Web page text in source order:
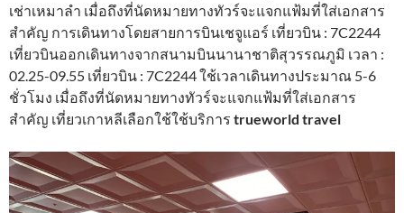
เช่าเหมาลำ เมื่อถึงที่นัดหมายทางทัวร์จะแจกแฟ้มที่ใส่เอกสาร
สำคัญ การเดินทางโดยสายการบินเชจูแอร์ เที่ยวบิน : 7C2244
เที่ยวบินออกเดินทางจากสนามบินนานาชาติสุวรรณภูมิ เวลา :
02.25-09.55 เที่ยวบิน : 7C2244 ใช้เวลาเดินทางประมาณ 5-6
ชั่วโมง เมื่อถึงที่นัดหมายทางทัวร์จะแจกแฟ้มที่ใส่เอกสาร
สำคัญ เที่ยวเกาหลีเลือกใช้ใช้บริการ trueworld travel